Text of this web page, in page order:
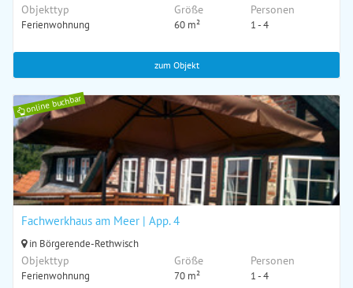
Objekttyp
Ferienwohnung
Größe
60 m²
Personen
1 - 4
zum Objekt
online buchbar
Fachwerkhaus am Meer | App. 4
in Börgerende-Rethwisch
Objekttyp
Ferienwohnung
Größe
70 m²
Personen
1 - 4